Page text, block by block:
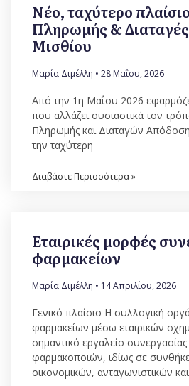
Νέο, ταχύτερο
Πληρωμής &
Μισθίου
Μαρία Διμέλλη 28 Μαΐου, 2026
Από την 1η Μαΐου 2026
που αλλάζει ουσιαστικά τον
Πληρωμής και Διαταγών
την ταχύτερη
Διαβάστε Περισσότερα »
Εταιρικές μορφές
φαρμακείων
Μαρία Διμέλλη 14 Απριλίου, 2026
Γενικό πλαίσιο Η συλλογική
φαρμακείων μέσω εταιρικών
σημαντικό εργαλείο
φαρμακοποιών, ιδίως σε
οικονομικών, ανταγωνιστικών